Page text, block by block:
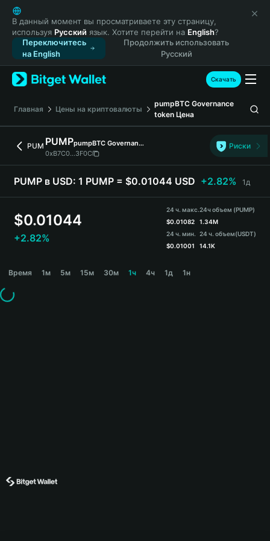
English
日本語
Tiếng Việt
Русский
Español (Latinoamérica)
Türkçe
Français
Deutsch
繁體中文
Português (Portugal)
Bahasa Indonesia
ภาษาไทย
Español
Español (Argentina)
В данный момент вы просматриваете эту страницу,
используя Русский язык. Хотите перейти на English?
Переключитесь
на English
Продолжить использовать
Русский
Скачать
Главная Цены на криптовалюты
pumpBTC Governance
token Цена
PUM PUMP
pumpBTC Governance token
0xB7C0...3F0C
Риски
PUMP в USD: 1 PUMP = $0.01044 USD +2.82% 1д
$0.01044
+2.82%
24 ч. макс.
$0.01082
24 ч. мин.
$0.01001
24ч объем (PUMP)
1.34M
24 ч. объем(USDT)
14.1K
Время 1м 5м 15м 30м 1ч 4ч 1д 1н